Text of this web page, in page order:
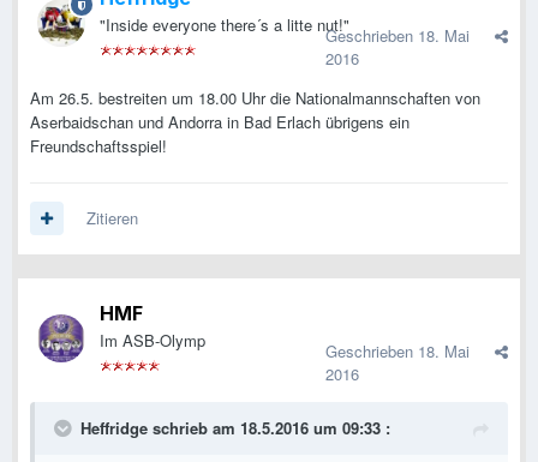
"Inside everyone there´s a litte nut!"Geschrieben 18. Mai
2016
Am 26.5. bestreiten um 18.00 Uhr die Nationalmannschaften von
Aserbaidschan und Andorra in Bad Erlach übrigens ein
Freundschaftsspiel!
Zitieren
HMF
Im ASB-Olymp Geschrieben 18. Mai
2016
Heffridge schrieb am 18.5.2016 um 09:33 :